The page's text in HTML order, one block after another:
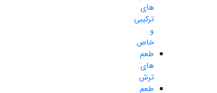
های
ترکیبی
و
خاص
طعم
های
ترش
طعم